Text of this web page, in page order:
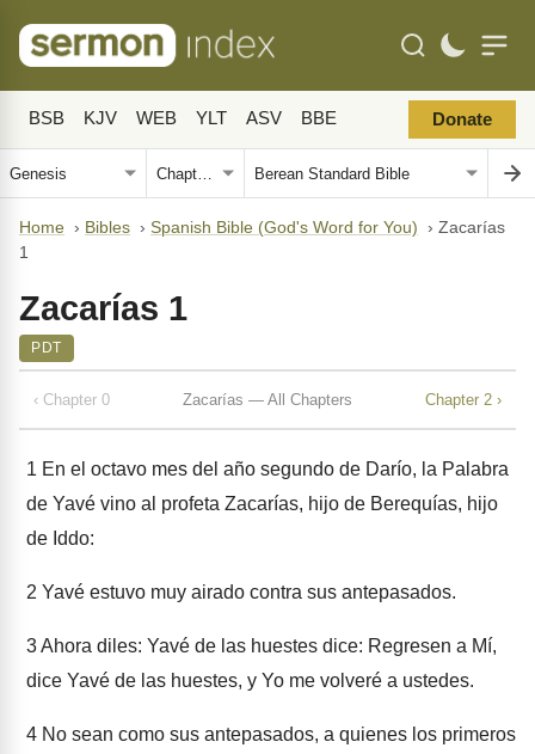
BSB KJV WEB YLT ASV BBE Donate
Home › Bibles › Spanish Bible (God's Word for You) › Zacarías
1
Zacarías 1
PDT
‹ Chapter 0 Zacarías — All Chapters Chapter 2 ›
1 En el octavo mes del año segundo de Darío, la Palabra
de Yavé vino al profeta Zacarías, hijo de Berequías, hijo
de Iddo:
2 Yavé estuvo muy airado contra sus antepasados.
3Ahora diles: Yavé de las huestes dice: Regresen a Mí,
dice Yavé de las huestes, y Yo me volveré a ustedes.
4 No sean como sus antepasados, a quienes los primeros